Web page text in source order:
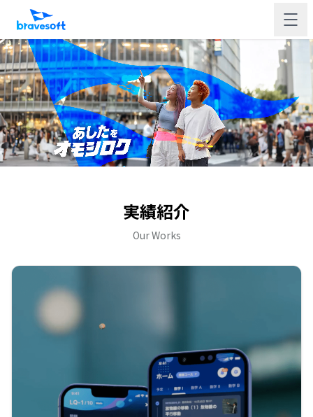
実績紹介
Our Works